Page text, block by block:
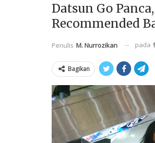
Datsun Go
Recommended
Penulis M. Nurrozikan pada
Bagikan